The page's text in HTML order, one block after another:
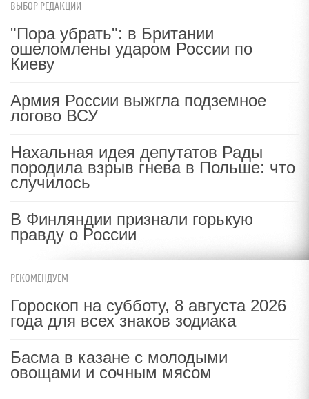
ВЫБОР РЕДАКЦИИ
"Пора убрать": в Британии
ошеломлены ударом России по
Киеву
Армия России выжгла подземное
логово ВСУ
Нахальная идея депутатов Рады
породила взрыв гнева в Польше: что
случилось
В Финляндии признали горькую
правду о России
РЕКОМЕНДУЕМ
Гороскоп на субботу, 8 августа 2026
года для всех знаков зодиака
Басма в казане с молодыми
овощами и сочным мясом